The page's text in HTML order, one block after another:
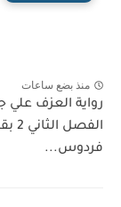
منذ بضع ساعات
رواية العزف علي
الفصل
فردوس...